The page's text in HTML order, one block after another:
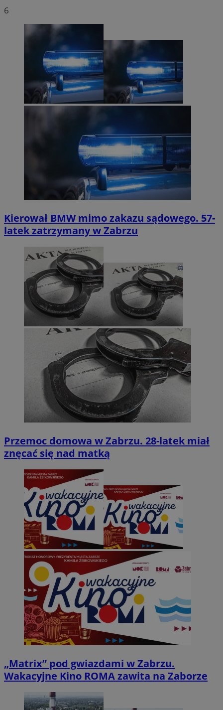
6
Kierował BMW mimo zakazu sądowego. 57-
latek zatrzymany w Zabrzu
Przemoc domowa w Zabrzu. 28-latek miał
znęcać się nad matką
„Matrix” pod gwiazdami w Zabrzu.
Wakacyjne Kino ROMA zawita na Zaborze